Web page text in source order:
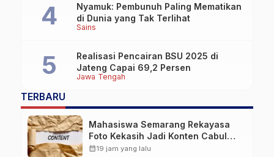
Sains
Nyamuk: Pembunuh Paling Mematikan
di Dunia yang Tak Terlihat
Jawa Tengah
Realisasi Pencairan BSU 2025 di
Jateng Capai 69,2 Persen
TERBARU
Mahasiswa Semarang Rekayasa
Foto Kekasih Jadi Konten Cabul
karena Sakit Hati
calendar_month19 jam yang lalu